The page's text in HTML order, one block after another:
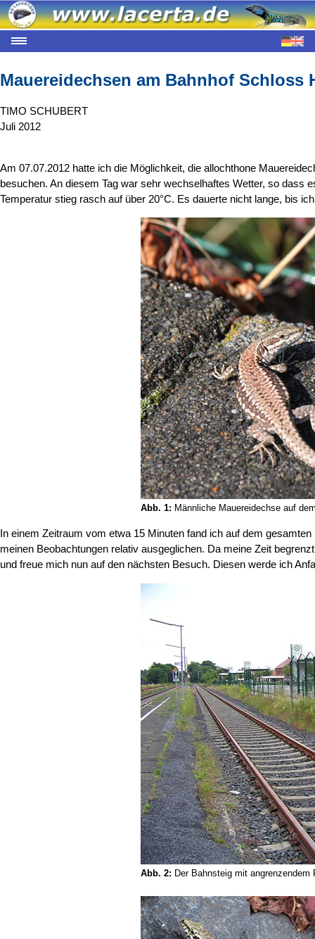
Mauereidechsen am Bahnhof Schloss
TIMO SCHUBERT
Juli 2012
Am 07.07.2012 hatte ich die Möglichkeit, die allochthone
besuchen. An diesem Tag war sehr wechselhaftes Wetter, so dass
Temperatur stieg rasch auf über 20°C. Es dauerte nicht lange, bis
Abb. 1: Männliche Mauereidechse auf
In einem Zeitraum vom etwa 15 Minuten fand ich auf dem
meinen Beobachtungen relativ ausgeglichen. Da meine Zeit
und freue mich nun auf den nächsten Besuch. Diesen werde ich
Abb. 2: Der Bahnsteig mit